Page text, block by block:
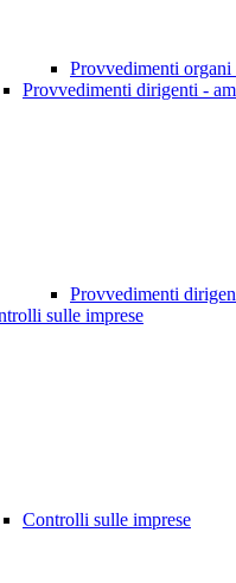
Provvedimenti
Provvedimenti dirigenti -
Provvedimenti
sulle imprese
Controlli sulle imprese